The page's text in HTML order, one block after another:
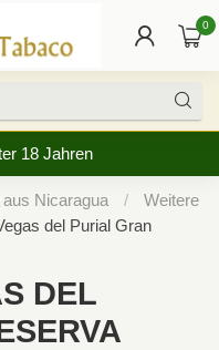
0
18 Jahren
aus Nicaragua /
Weitere
del Purial Gran
DEL